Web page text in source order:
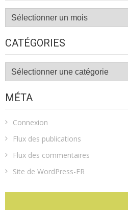
Archives
CATÉGORIES
Catégories
MÉTA
Connexion
Flux des publications
Flux des commentaires
Site de WordPress-FR